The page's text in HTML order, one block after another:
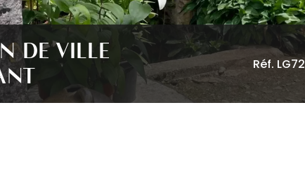
DE VILLE
Réf. LG72